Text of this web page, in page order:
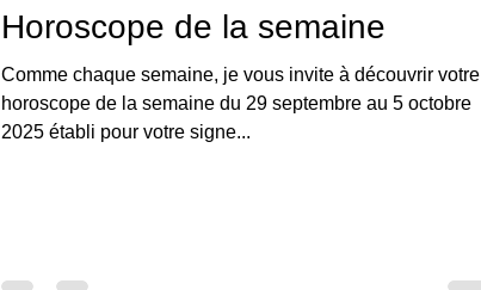
Horoscope de la semaine
Comme chaque semaine, je vous invite à découvrir votre
horoscope de la semaine du 29 septembre au 5 octobre
2025 établi pour votre signe...